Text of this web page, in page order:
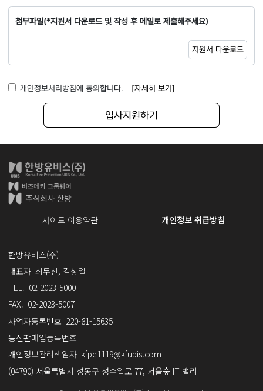
지원서 다운로드
첨부파일(*지원서 다운로드 및 작성 후 메일로 제출해주세요)
개인정보처리방침에 동의합니다. [자세히 보기]
입사지원하기
사이트 이용약관 개인정보 취급방침
사업자명
한방유비스(주)
대표자 최두찬, 김상일
TEL. 02-2023-5000
FAX. 02-2023-5007
사업자등록번호 220-81-15635
통신판매업등록번호
개인정보관리책임자 kfpe1119@kfubis.com
주소
(04790) 서울특별시 성동구 성수일로 77, 서울숲 IT 밸리